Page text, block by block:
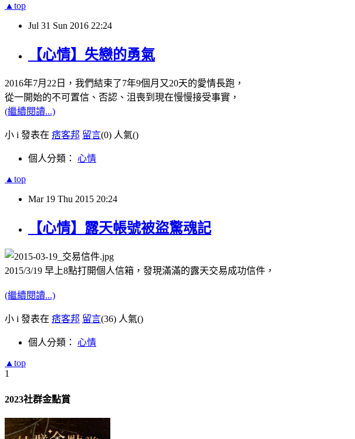
▲top
Jul 31 Sun 2016 22:24
【心情】失戀的勇氣
2016年7月22日，我們結束了7年9個月又20天的愛情長跑，
從一開始的不可置信、否認、沮喪到現在慢慢接受事實，
(繼續閱讀...)
小 i 發表在 痞客邦 留言(0) 人氣()
個人分類： 心情
▲top
Mar 19 Thu 2015 20:24
【心情】露天帳號被盜驚魂記
2015/3/19 早上8點打開個人信箱，發現滿滿的露天交易成功信件，
(繼續閱讀...)
小 i 發表在 痞客邦 留言(36) 人氣()
個人分類： 心情
▲top
1
2023社群金點賞